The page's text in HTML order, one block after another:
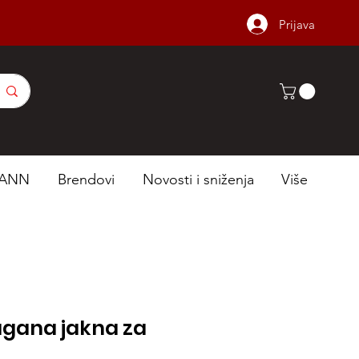
Prijava
Brendovi Novosti i sniženja Više
jakna za